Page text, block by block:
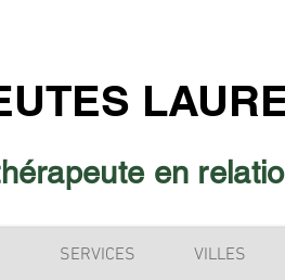
en
SERVICES VILLES